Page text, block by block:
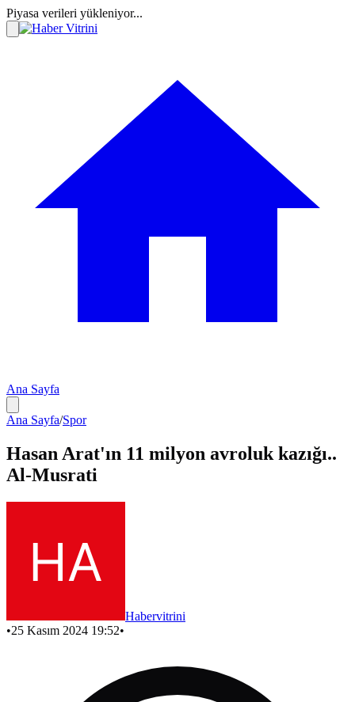
Piyasa verileri yükleniyor...
Ana Sayfa
Ana Sayfa/Spor
Hasan Arat'ın 11 milyon avroluk kazığı..
Al-Musrati
Habervitrini
•25 Kasım 2024 19:52•